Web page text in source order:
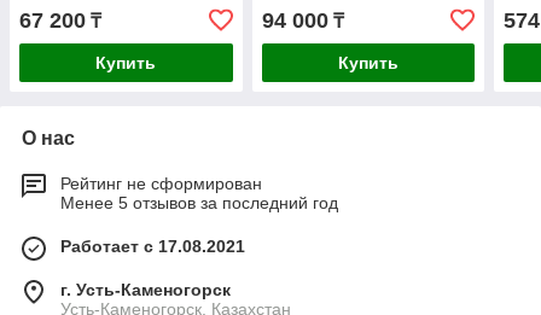
67 200 ₸
Купить
94 000₸
Купить
О нас
Рейтинг не сформирован
Менее 5 отзывов за последний год
Работает с 17.08.2021
г. Усть-Каменогорск
Усть-Каменогорск, Казахстан